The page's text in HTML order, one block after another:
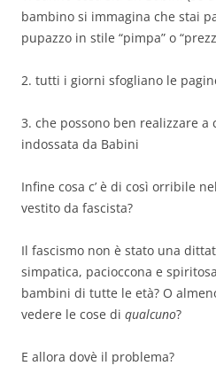
bambino si immagina che stai
pupazzo in stile “pimpa” o
2. tutti i giorni sfogliano le
3. che possono ben realizzare a
indossata da Babini
Infine cosa c’ è di così orribile
vestito da fascista?
Il fascismo non è stato una
simpatica, pacioccona e
bambini di tutte le età? O
vedere le cose di qualcuno?
E allora dovè il problema?